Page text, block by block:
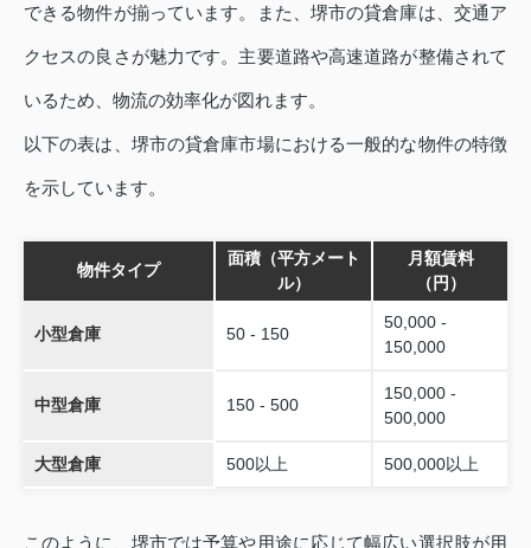
できる物件が揃っています。また、堺市の貸倉庫は、交通ア
クセスの良さが魅力です。主要道路や高速道路が整備されて
いるため、物流の効率化が図れます。
以下の表は、堺市の貸倉庫市場における一般的な物件の特徴
を示しています。
物件タイプ
面積（平方メート
ル）
月額賃料
（円）
小型倉庫 50 - 150
50,000 -
150,000
中型倉庫 150 - 500
150,000 -
500,000
大型倉庫 500以上 500,000以上
このように、堺市では予算や用途に応じて幅広い選択肢が用